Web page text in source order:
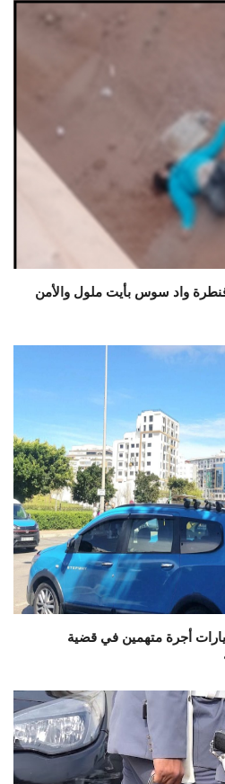
واد سوس بأيت ملول والأمن
أجرة متهمين في قضية